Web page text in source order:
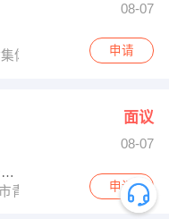
08-07
体经济1号厂房内申请
面议
08-07
纵横交通设施有限公司吉安分公司
青原区财富广场 申请